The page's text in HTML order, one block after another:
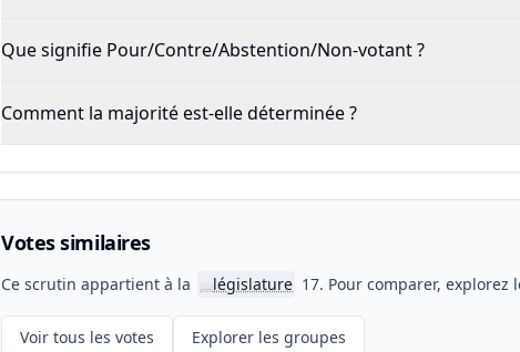
Que signifie Pour/Contre/Abstention/Non-votant ?
Comment la majorité est-elle déterminée ?
Votes similaires
Ce scrutin appartient à la 📖législature 17. Pour comparer,
Voir tous les votes Explorer les groupes